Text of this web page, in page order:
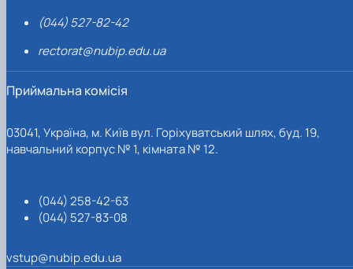
(044) 527-82-42
rectorat@nubip.edu.ua
Приймальна комісія
03041, Україна, м. Київ вул. Горіхуватський шлях, буд. 19,
навчальний корпус № 1, кімната № 12.
(044) 258-42-63
(044) 527-83-08
vstup@nubip.edu.ua